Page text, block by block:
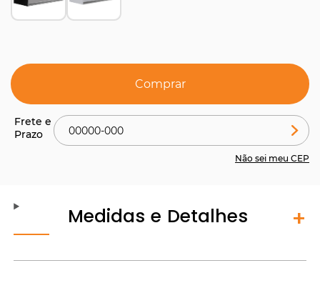
Comprar
Não sei meu CEP
Medidas e Detalhes